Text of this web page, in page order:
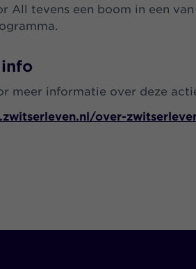
All tevens een boom in een
meer informatie over deze
over-